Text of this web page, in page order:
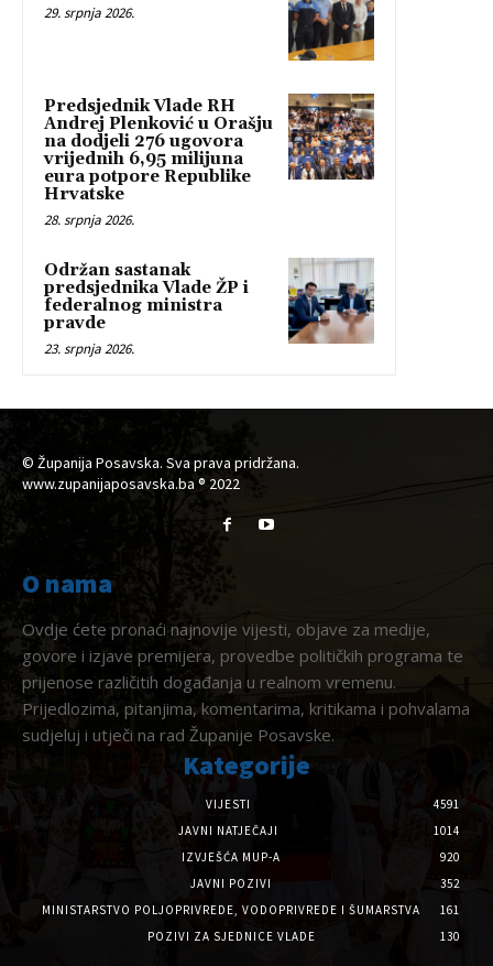
29. srpnja 2026.
Predsjednik Vlade RH
Andrej Plenković u Orašju
na dodjeli 276 ugovora
vrijednih 6,95 milijuna
eura potpore Republike
Hrvatske
28. srpnja 2026.
Održan sastanak
predsjednika Vlade ŽP i
federalnog ministra
pravde
23. srpnja 2026.
© Županija Posavska. Sva prava pridržana.
www.zupanijaposavska.ba ® 2022
O nama
Ovdje ćete pronaći najnovije vijesti, objave za medije,
govore i izjave premijera, provedbe političkih programa te
prijenose različitih događanja u realnom vremenu.
Prijedlozima, pitanjima, komentarima, kritikama i pohvalama
sudjeluj i utječi na rad Županije Posavske.
Kategorije
VIJESTI
4591
JAVNI NATJEČAJI
1014
IZVJEŠĆA MUP-A
920
JAVNI POZIVI
352
MINISTARSTVO POLJOPRIVREDE, VODOPRIVREDE I ŠUMARSTVA
161
POZIVI ZA SJEDNICE VLADE
130